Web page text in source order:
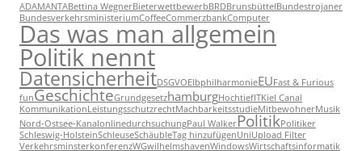
ADAMANTABettina WegnerBieterwettbewerbBRDBrunsbüttelBundestrojaner
BundesverkehrsministeriumCoffeeCommerzbankComputer
Das was man allgemein
Politik nennt
DatensicherheitDSGVOElbphilharmonieEUFast & Furious
funGeschichteGrundgesetzhamburgHochtiefITKiel Canal
KommunikationLeistungsschutzrechtMachbarkeitsstudieMitbewohnerMusik
Nord-Ostsee-KanalonlinedurchsuchungPaul WalkerPolitikPolitiker
Schleswig-HolsteinSchleuseSchäubleTag hinzufügenUniUpload Filter
VerkehrsminsterkonferenzWGwilhelmshavenWindowsWirtschaftsinformatik